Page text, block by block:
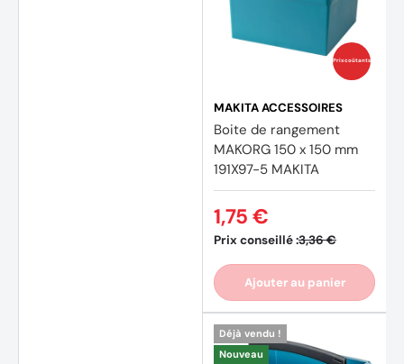
Prix coûtants
MAKITA ACCESSOIRES
Boite de rangement
MAKORG 150 x 150 mm
191X97-5 MAKITA
Prix conseillé :3,36 €
1,75 €
Ajouter au panier
Déjà vendu !
Nouveau